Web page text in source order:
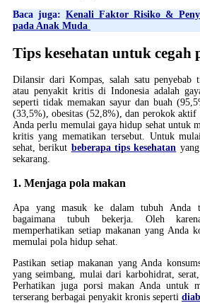
Baca juga: Kenali Faktor Risiko &
pada Anak Muda
Tips kesehatan untuk
Dilansir dari Kompas, salah satu penyebab
atau penyakit kritis di Indonesia adalah
seperti tidak memakan sayur dan buah
(33,5%), obesitas (52,8%), dan perokok aktif
Anda perlu memulai gaya hidup sehat untuk
kritis yang mematikan tersebut. Untuk
sehat, berikut beberapa tips kesehatan
sekarang.
1. Menjaga pola makan
Apa yang masuk ke dalam tubuh Anda
bagaimana tubuh bekerja. Oleh
memperhatikan setiap makanan yang Anda
memulai pola hidup sehat.
Pastikan setiap makanan yang Anda
yang seimbang, mulai dari karbohidrat,
Perhatikan juga porsi makan Anda untuk
terserang berbagai penyakit kronis seperti